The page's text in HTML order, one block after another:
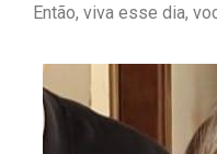
Então, viva esse dia,